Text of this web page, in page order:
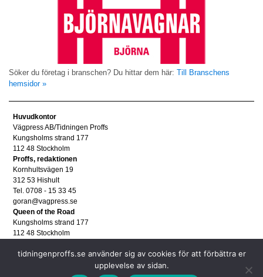
Söker du företag i branschen? Du hittar dem här: Till Branschens
hemsidor »
Huvudkontor
Vägpress AB/Tidningen Proffs
Kungsholms strand 177
112 48 Stockholm
Proffs, redaktionen
Kornhultsvägen 19
312 53 Hishult
Tel. 0708 - 15 33 45
goran@vagpress.se
Queen of the Road
Kungsholms strand 177
112 48 Stockholm
Tel. 08 - 653 83 80
tidningenproffs.se använder sig av cookies för att förbättra er
upplevelse av sidan.